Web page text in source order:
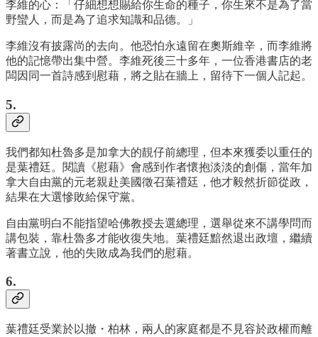
李維的心：「仔細想想賜給你生命的種子，你生來不是為了當
野蠻人，而是為了追求知識和品德。」
李維沒有披露尚的去向。他恐怕永遠留在奧斯維辛，而李維將
他的記憶帶出集中營。李維死後三十多年，一位香港書店的老
闆因同一首詩感到慰藉，將之貼在牆上，留待下一個人記起。
5.
我們都知杜魯多是加拿大的靚仔前總理，但本來獲委以重任的
是葉禮廷。閱讀《慰藉》會感到作者懷抱淡淡的創傷，當年加
拿大自由黨的元老親赴美國徵召葉禮廷，他才毅然折節從政，
結果在大選慘敗給保守黨。
自由黨明白不能指望哈佛教授去選總理，選舉從來不講學問而
講包裝，靠杜魯多才能收復失地。葉禮廷黯然退出政壇，繼續
著書立說，他的失敗成為我們的慰藉。
6.
葉禮廷受業於以撤・柏林，兩人的家庭都是不見容於政權而離